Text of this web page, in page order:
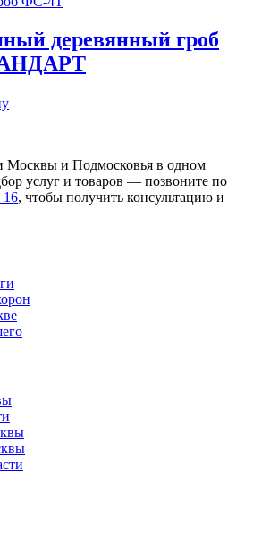
деревянный гроб
Москвы и Подмосковья в одном
услуг и товаров — позвоните по
16, чтобы получить консультацию и